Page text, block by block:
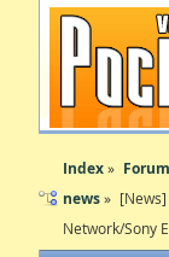
Index
news
Network/Sony